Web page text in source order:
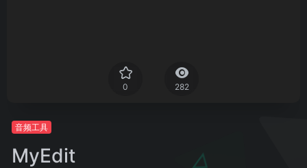
0 282
音频工具
MyEdit